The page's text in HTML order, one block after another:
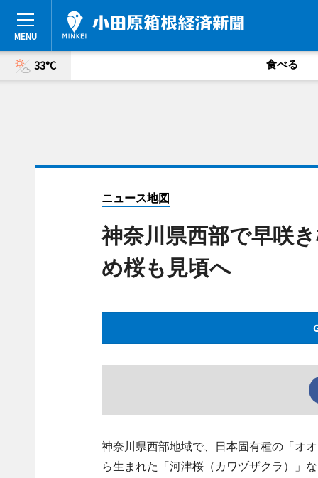
33°C 食べる
ニュース地図
神奈川県西部で早咲
め桜も見頃へ
神奈川県西部地域で、日本固有種の「オ
ら生まれた「河津桜（カワヅザクラ）」